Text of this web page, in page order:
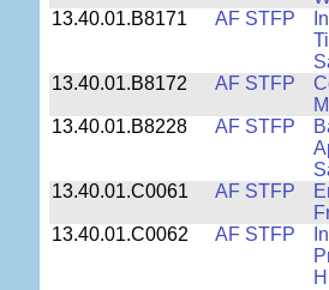
13.40.01.B8171
AF STFP
13.40.01.B8172
AF STFP
13.40.01.B8228
AF STFP
13.40.01.C0061
AF STFP
13.40.01.C0062
AF STFP